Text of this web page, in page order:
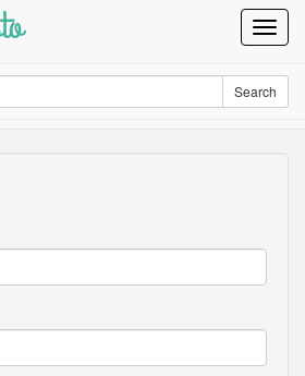
Search